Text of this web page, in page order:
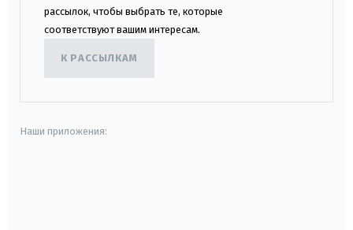
рассылок, чтобы выбрать те, которые
соответствуют вашим интересам.
К РАССЫЛКАМ
Наши приложения: